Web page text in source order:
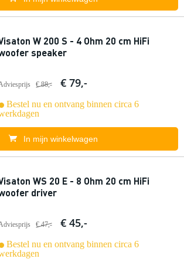
W 200 S - 4 Ohm 20 cm HiFi
speaker
€ 88,- € 79,-
Bestel nu en ontvang binnen circa 6
In mijn winkelwagen
WS 20 E - 8 Ohm 20 cm HiFi
driver
€ 47,- € 45,-
Bestel nu en ontvang binnen circa 6